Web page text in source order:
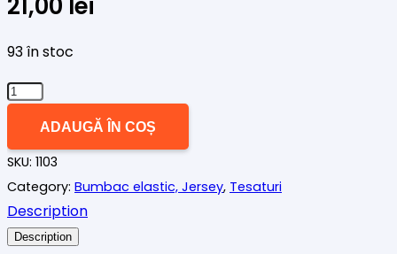
21,00 lei
93 în stoc
Cantitate
elastic)
Rose
Pink
ADAUGĂ ÎN COȘ
SKU: 1103
Category: Bumbac elastic, Jersey, Tesaturi
Description
Description